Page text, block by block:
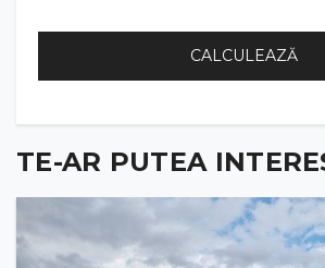
CALCULEAZĂ
TE-AR PUTEA